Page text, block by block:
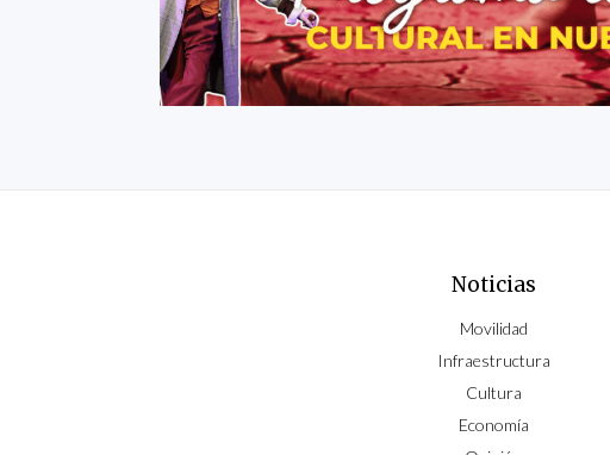
Noticias
Movilidad
Infraestructura
Cultura
Economía